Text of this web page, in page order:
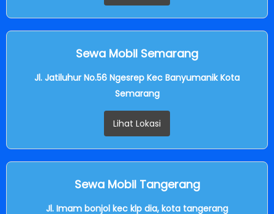
Sewa Mobil Semarang
Jl. Jatiluhur No.56 Ngesrep Kec Banyumanik Kota
Semarang
Lihat Lokasi
Sewa Mobil Tangerang
Jl. Imam bonjol kec klp dia, kota tangerang